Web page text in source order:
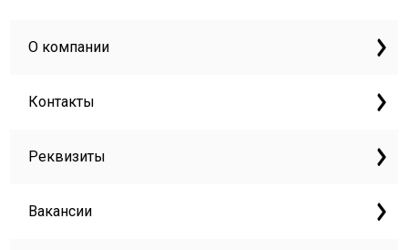
О компании
Контакты
Реквизиты
Вакансии